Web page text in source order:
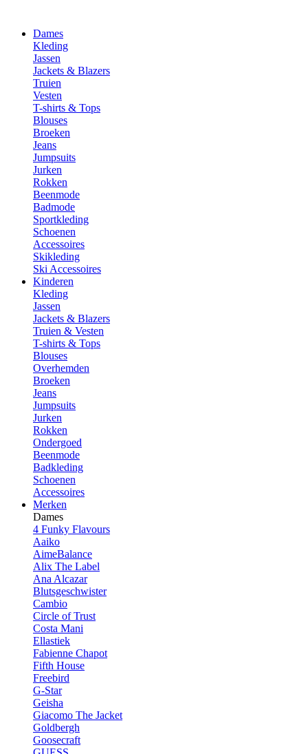
Dames
Kleding
Jassen
Jackets & Blazers
Truien
Vesten
T-shirts & Tops
Blouses
Broeken
Jeans
Jumpsuits
Jurken
Rokken
Beenmode
Badmode
Sportkleding
Schoenen
Accessoires
Skikleding
Ski Accessoires
Kinderen
Kleding
Jassen
Jackets & Blazers
Truien & Vesten
T-shirts & Tops
Blouses
Overhemden
Broeken
Jeans
Jumpsuits
Jurken
Rokken
Ondergoed
Beenmode
Badkleding
Schoenen
Accessoires
Merken
Dames
4 Funky Flavours
Aaiko
AimeBalance
Alix The Label
Ana Alcazar
Blutsgeschwister
Cambio
Circle of Trust
Costa Mani
Ellastiek
Fabienne Chapot
Fifth House
Freebird
G-Star
Geisha
Giacomo The Jacket
Goldbergh
Goosecraft